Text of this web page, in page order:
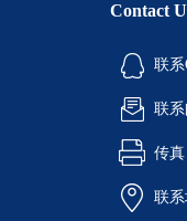
Contact
联系
联系
传真
联